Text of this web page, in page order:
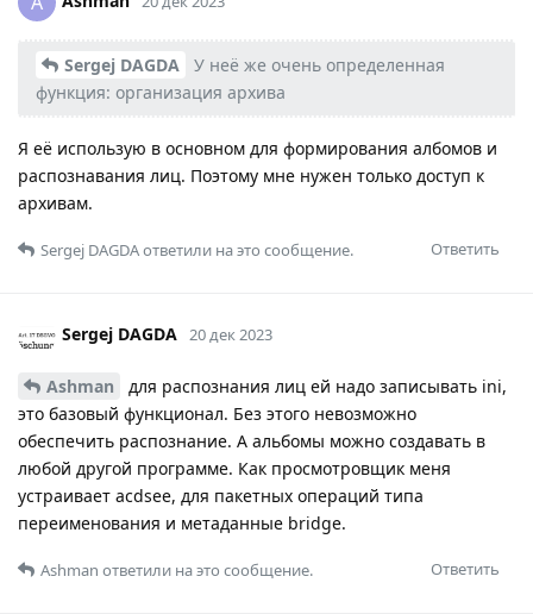
Sergej DAGDA
У неё же очень определенная
функция: организация архива
Я её использую в основном для формирования албомов и
распознавания лиц. Поэтому мне нужен только доступ к
архивам.
Ответить
Sergej DAGDAответили на это сообщение.
Sergej DAGDA 20 дек 2023
Ashman
для распознания лиц ей надо записывать ini,
это базовый функционал. Без этого невозможно
обеспечить распознание. А альбомы можно создавать в
любой другой программе. Как просмотровщик меня
устраивает acdsee, для пакетных операций типа
переименования и метаданные bridge.
Ответить
Ashman ответили на это сообщение.